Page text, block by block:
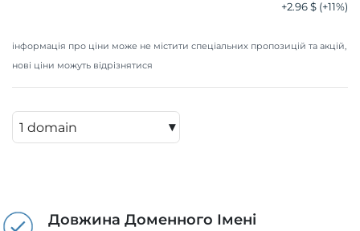
+2.96 $ (+11%)
інформація про ціни може не містити спеціальних пропозицій та акцій,
нові ціни можуть відрізнятися
▾
Довжина Доменного Імені